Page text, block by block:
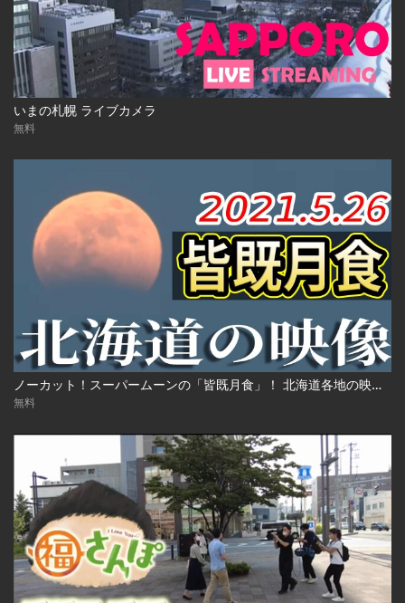
いまの札幌 ライブカメラ
無料
ノーカット！スーパームーンの「皆既月食」！ 北海道各地の映像 2021年5月26日(水)
無料